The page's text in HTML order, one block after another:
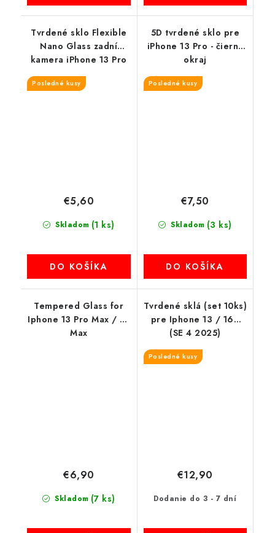
Tvrdené sklo Flexible
Nano Glass zadní
kamera iPhone 13 Pro
Posledné kusy
Skladom (1 ks)
€5,60
DO KOŠÍKA
5D tvrdené sklo pre
iPhone 13 Pro - čierny
okraj
Posledné kusy
Skladom (3 ks)
€7,50
DO KOŠÍKA
Tempered Glass for
Iphone 13 Pro Max / 14
Max
Skladom (7 ks)
€6,90
Tvrdené sklá (set 10ks)
pre Iphone 13 / 16e
(SE 4 2025)
Posledné kusy
Dodanie do 3 - 7 dní
€12,90